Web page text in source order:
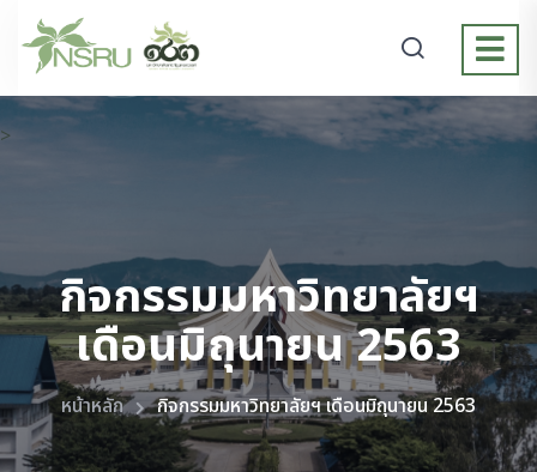
>
กิจกรรมมหาวิทยาลัยฯ
เดือนมิถุนายน 2563
หน้าหลัก กิจกรรมมหาวิทยาลัยฯ เดือนมิถุนายน 2563